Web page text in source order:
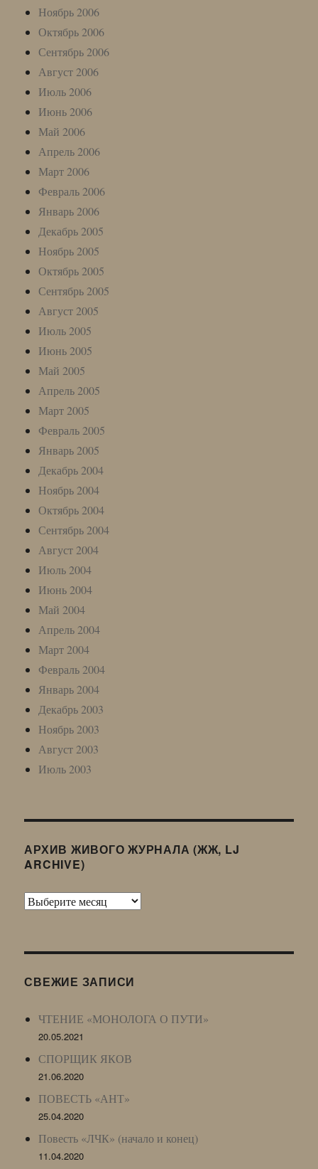
Ноябрь 2006
Октябрь 2006
Сентябрь 2006
Август 2006
Июль 2006
Июнь 2006
Май 2006
Апрель 2006
Март 2006
Февраль 2006
Январь 2006
Декабрь 2005
Ноябрь 2005
Октябрь 2005
Сентябрь 2005
Август 2005
Июль 2005
Июнь 2005
Май 2005
Апрель 2005
Март 2005
Февраль 2005
Январь 2005
Декабрь 2004
Ноябрь 2004
Октябрь 2004
Сентябрь 2004
Август 2004
Июль 2004
Июнь 2004
Май 2004
Апрель 2004
Март 2004
Февраль 2004
Январь 2004
Декабрь 2003
Ноябрь 2003
Август 2003
Июль 2003
АРХИВ ЖИВОГО ЖУРНАЛА (ЖЖ, LJ
ARCHIVE)
Архив
LJ
СВЕЖИЕ ЗАПИСИ
ЧТЕНИЕ «МОНОЛОГА О ПУТИ»
20.05.2021
СПОРЩИК ЯКОВ
21.06.2020
ПОВЕСТЬ «АНТ»
25.04.2020
Повесть «ЛЧК» (начало и конец)
11.04.2020